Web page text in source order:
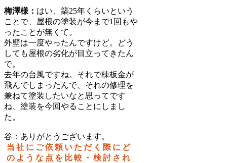
梅澤様： はい、築25年くらいという
ことで、屋根の塗装が今まで1回もや
ったことが無くて。
外壁は一度やったんですけど。どう
しても屋根の劣化が目立ってきたん
で。
去年の台風ですね。それで棟板金が
飛んでしまったんで、それの修理を
兼ねて塗装したいなと思ってです
ね、塗装を今回やることにしまし
た。
谷：ありがとうございます。
当社にご依頼いただく際にど
のような点を比較・検討され